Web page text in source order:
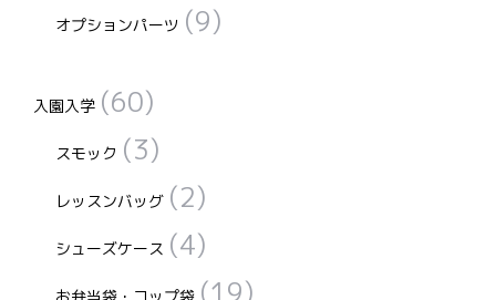
オプションパーツ (9)
入園入学 (60)
スモック (3)
レッスンバッグ (2)
シューズケース (4)
(19)